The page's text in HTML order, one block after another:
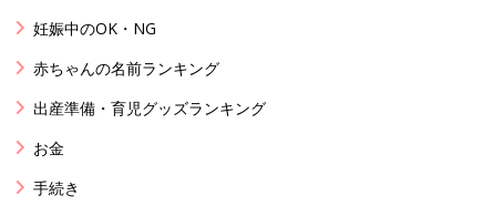
妊娠中のOK・NG
赤ちゃんの名前ランキング
出産準備・育児グッズランキング
お金
手続き